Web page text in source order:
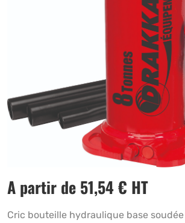
A partir de 51,54€ HT
Cric bouteille hydraulique base